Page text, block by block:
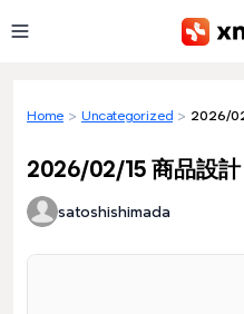
Home > Uncategorized > 2026/
2026/02/15 商品設計
satoshishimada